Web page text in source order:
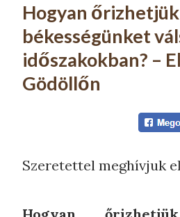
Hogyan őrizhetjük
békességünket
időszakokban? –
Gödöllőn
Szeretettel meghívjuk